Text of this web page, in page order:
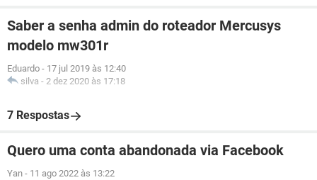
Saber a senha admin do roteador Mercusys
modelo mw301r
Eduardo - 17 jul 2019 às 12:40
silva - 2 dez 2020 às 17:18
7 Respostas
Quero uma conta abandonada via Facebook
Yan - 11 ago 2022 às 13:22